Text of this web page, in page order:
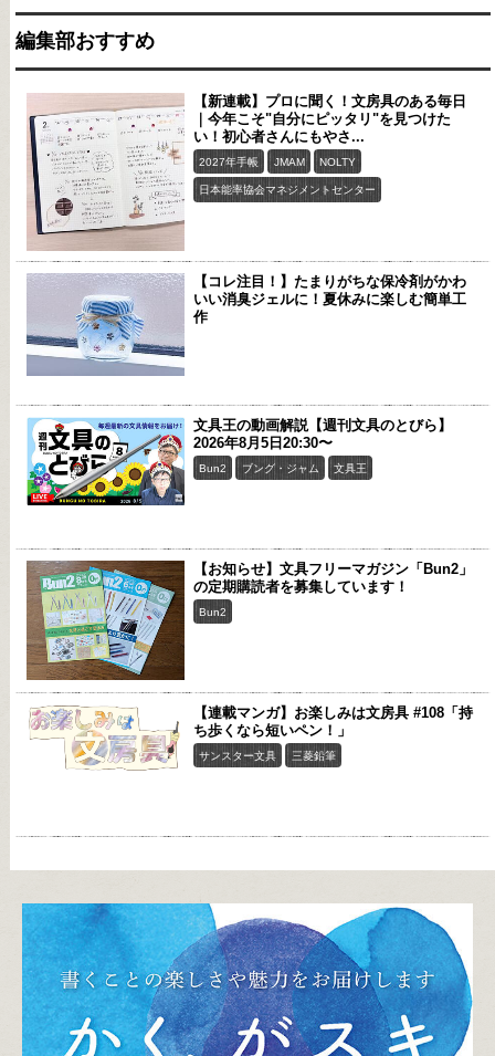
編集部おすすめ
【新連載】プロに聞く！文房具のある毎日
｜今年こそ"自分にピッタリ"を見つけた
い！初心者さんにもやさ...
2027年手帳 JMAM NOLTY
日本能率協会マネジメントセンター
【コレ注目！】たまりがちな保冷剤がかわ
いい消臭ジェルに！夏休みに楽しむ簡単工
作
文具王の動画解説【週刊文具のとびら】
2026年8月5日20:30〜
Bun2 ブング・ジャム 文具王
【お知らせ】文具フリーマガジン「Bun2」
の定期購読者を募集しています！
Bun2
【連載マンガ】お楽しみは文房具 #108「持
ち歩くなら短いペン！」
サンスター文具 三菱鉛筆